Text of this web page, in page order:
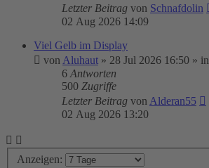
Letzter Beitrag von Schnafdolin
02 Aug 2026 14:09
Viel Gelb im Display
von Aluhaut » 28 Jul 2026 16:50 » in
6 Antworten
500 Zugriffe
Letzter Beitrag von Alderan55
02 Aug 2026 13:20
Anzeigen: